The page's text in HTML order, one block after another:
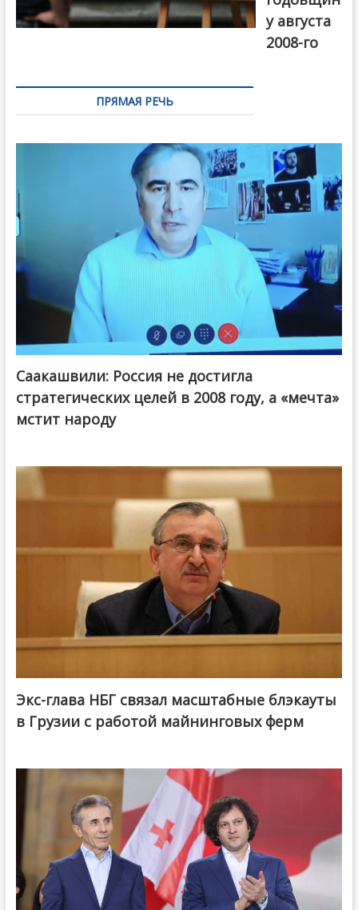
у августа
2008-го
ПРЯМАЯ РЕЧЬ
Саакашвили: Россия не достигла
стратегических целей в 2008 году, а «мечта»
мстит народу
Экс-глава НБГ связал масштабные блэкауты
в Грузии с работой майнинговых ферм